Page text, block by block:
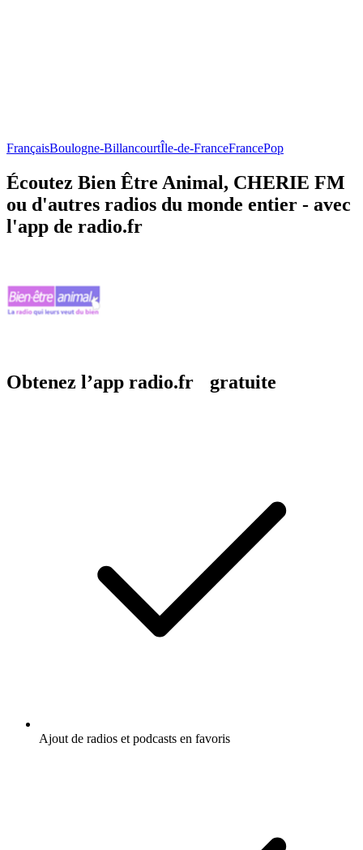
FrançaisBoulogne-BillancourtÎle-de-FranceFrancePop
Écoutez Bien Être Animal, CHERIE FM
ou d'autres radios du monde entier - avec
l'app de radio.fr
Obtenez l’app radio.fr gratuite
Ajout de radios et podcasts en favoris